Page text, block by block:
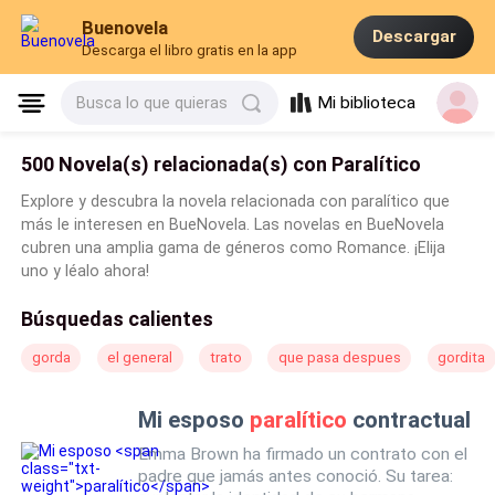
Buenovela
Descarga el libro gratis en la app
Descargar
Busca lo que quieras Mi biblioteca
500 Novela(s) relacionada(s) con Paralítico
Explore y descubra la novela relacionada con paralítico que
más le interesen en BueNovela. Las novelas en BueNovela
cubren una amplia gama de géneros como Romance. ¡Elija
uno y léalo ahora!
Búsquedas calientes
gorda el general trato que pasa despues gordita
Mi esposo paralítico contractual
Emma Brown ha firmado un contrato con el
padre que jamás antes conoció. Su tarea: